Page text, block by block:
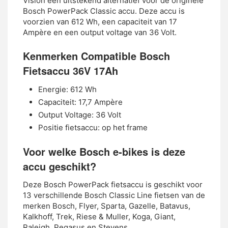
Bosch PowerPack Classic accu. Deze accu is
voorzien van 612 Wh, een capaciteit van 17
Ampère en een output voltage van 36 Volt.
Kenmerken Compatible Bosch
Fietsaccu 36V 17Ah
Energie: 612 Wh
Capaciteit: 17,7 Ampère
Output Voltage: 36 Volt
Positie fietsaccu: op het frame
Voor welke Bosch e-bikes is deze
accu geschikt?
Deze Bosch PowerPack fietsaccu is geschikt voor
13 verschillende Bosch Classic Line fietsen van de
merken Bosch, Flyer, Sparta, Gazelle, Batavus,
Kalkhoff, Trek, Riese & Muller, Koga, Giant,